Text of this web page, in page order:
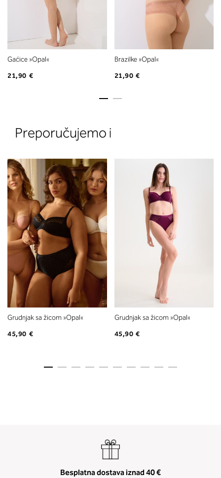
Gaćice »Opal«
21,90 €
Brazilke »Opal«
21,90 €
Preporučujemo i
Grudnjak sa žicom »Opal«
45,90 €
Grudnjak sa žicom »Opal«
45,90 €
Besplatna dostava iznad 40 €
Izmerite prsni obseg. Šiviljski
položite čez hrbet v višini
izreza in čez prsi, v višini bradavic
vdolbine med prsmi. V razdelku 2.
boste prebrali, katera globina
ustreza vaši meri (A, B …) – iščite v
stolpcu, ki ste ga določili s